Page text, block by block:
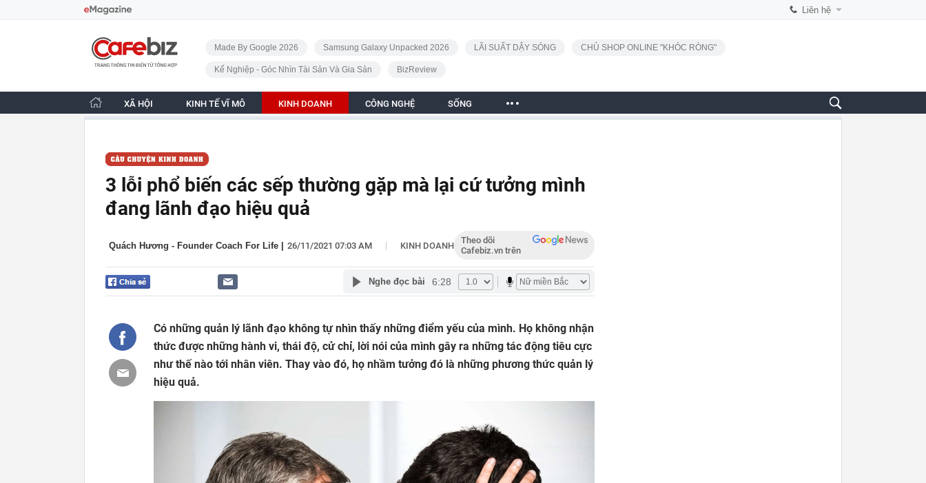
Liên hệ
CafeBiz - Trang chủ
Made By Google 2026 Samsung Galaxy Unpacked 2026 LÃI SUẤT DẬY SÓNG CHỦ SHOP ONLINE "KHÓC RÒNG"
Kế Nghiệp - Góc Nhìn Tài Sản Và Gia Sản BizReview
XÃ HỘI KINH TẾ VĨ MÔ KINH DOANH CÔNG NGHỆ SỐNG
3 lỗi phổ biến các sếp thường gặp mà lại cứ tưởng mình
đang lãnh đạo hiệu quả
Quách Hương - Founder Coach For Life | 26/11/2021 07:03 AM | KINH DOANH
Theo dõi
Cafebiz.vn trên
Nghe đọc bài 6:28
Có những quản lý lãnh đạo không tự nhìn thấy những điểm yếu của mình. Họ không nhận
thức được những hành vi, thái độ, cử chỉ, lời nói của mình gây ra những tác động tiêu cực
như thế nào tới nhân viên. Thay vào đó, họ nhầm tưởng đó là những phương thức quản lý
hiệu quả.